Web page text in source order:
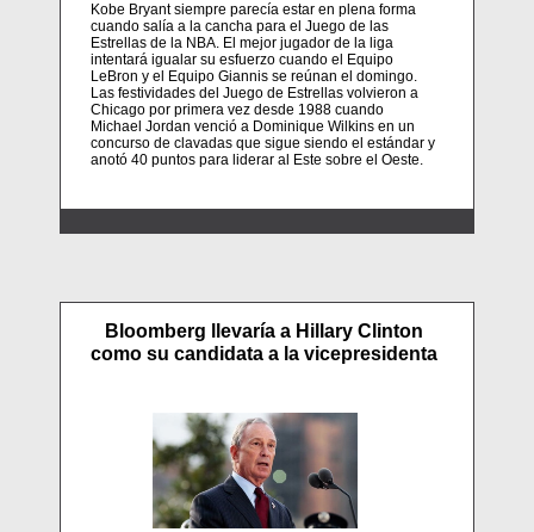
Kobe Bryant siempre parecía estar en plena forma
cuando salía a la cancha para el Juego de las
Estrellas de la NBA. El mejor jugador de la liga
intentará igualar su esfuerzo cuando el Equipo
LeBron y el Equipo Giannis se reúnan el domingo.
Las festividades del Juego de Estrellas volvieron a
Chicago por primera vez desde 1988 cuando
Michael Jordan venció a Dominique Wilkins en un
concurso de clavadas que sigue siendo el estándar y
anotó 40 puntos para liderar al Este sobre el Oeste.
Bloomberg llevaría a Hillary Clinton
como su candidata a la vicepresidenta